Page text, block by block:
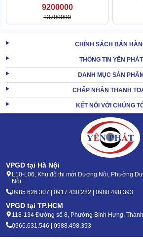
thay thế theo đúng nhu cầu. Tháo lắp để
khi dùng cũng như khi cần vệ sinh.
Chính là nơi để lắp bàn gạt và hút nước,
sàn đã được đánh sạch sẽ. Trên thân cần
9200000
13700000
CHÍNH SÁCH BÁN
THÔNG TIN YÊN PHÁT
DANH MỤC SẢN PHẨM
CHẤP NHẬN THANH
KẾT NỐI VỚI CHÚNG
VPGD tại Hà Nội
L10-L06, Khu đô thị mới Dương Nội, Phường
Nội
0985.626.307 | 0917.430.282 | 0988.498.393
VPGD tại TP.HCM
118-134 Đường số 8, Phường Bình Hưng,
0966.631.546 | 0988.498.393